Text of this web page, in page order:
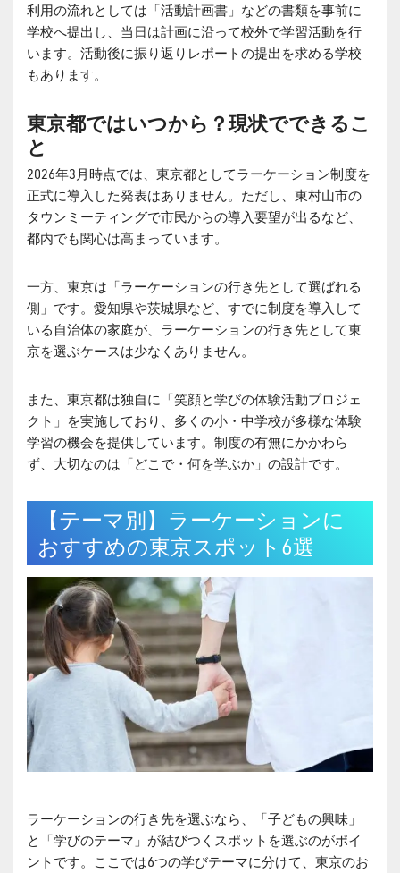
利用の流れとしては「活動計画書」などの書類を事前に
学校へ提出し、当日は計画に沿って校外で学習活動を行
います。活動後に振り返りレポートの提出を求める学校
もあります。
東京都ではいつから？現状でできるこ
と
2026年3月時点では、東京都としてラーケーション制度を
正式に導入した発表はありません。ただし、東村山市の
タウンミーティングで市民からの導入要望が出るなど、
都内でも関心は高まっています。
一方、東京は「ラーケーションの行き先として選ばれる
側」です。愛知県や茨城県など、すでに制度を導入して
いる自治体の家庭が、ラーケーションの行き先として東
京を選ぶケースは少なくありません。
また、東京都は独自に「笑顔と学びの体験活動プロジェ
クト」を実施しており、多くの小・中学校が多様な体験
学習の機会を提供しています。制度の有無にかかわら
ず、大切なのは「どこで・何を学ぶか」の設計です。
【テーマ別】ラーケーションに
おすすめの東京スポット6選
ラーケーションの行き先を選ぶなら、「子どもの興味」
と「学びのテーマ」が結びつくスポットを選ぶのがポイ
ントです。ここでは6つの学びテーマに分けて、東京のお